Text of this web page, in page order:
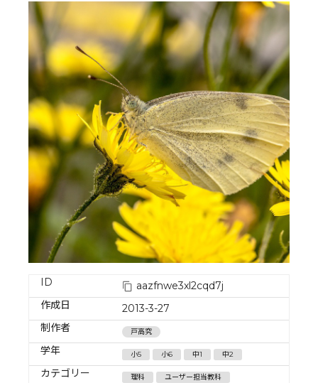
ID
aazfnwe3xl2cqd7j
作成日
2013-3-27
制作者
戸高究
学年 小5 小6 中1 中2
カテゴリー 理科 ユーザー担当教科